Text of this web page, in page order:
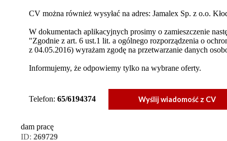
CV można również wysyłać na adres: Jamalex Sp. z o.o.
W dokumentach aplikacyjnych prosimy o zamieszczenie
"Zgodnie z art. 6 ust.1 lit. a ogólnego rozporządzenia o
z 04.05.2016) wyrażam zgodę na przetwarzanie danych
Informujemy, że odpowiemy tylko na wybrane oferty.
Telefon: 65/6194374 Wyślij wiadomość z CV
dam pracę
ID: 269729